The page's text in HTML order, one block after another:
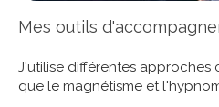
Mes outils
J'utilise différentes approches
que le magnétisme et